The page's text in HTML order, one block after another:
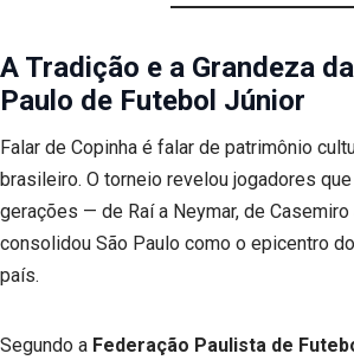
A Tradição e a Grandeza
Paulo de Futebol Júnior
Falar de Copinha é falar de patrimônio
brasileiro. O torneio revelou jogadores
gerações — de Raí a Neymar, de
consolidou São Paulo como o epicentro
país.
Segundo a Federação Paulista de